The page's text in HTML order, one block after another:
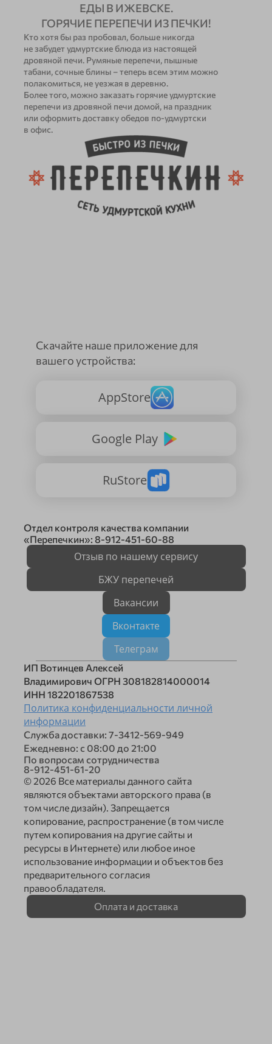
ЕДЫ В ИЖЕВСКЕ.
ГОРЯЧИЕ ПЕРЕПЕЧИ ИЗ ПЕЧКИ!
Кто хотя бы раз пробовал, больше никогда
не забудет удмуртские блюда из настоящей
дровяной печи. Румяные перепечи, пышные
табани, сочные блины ‒ теперь всем этим можно
полакомиться, не уезжая в деревню.
Более того, можно заказать горячие удмуртские
перепечи из дровяной печи домой, на праздник
или оформить доставку обедов по-удмуртски
в офис.
Скачайте наше приложение для
вашего устройства:
AppStore
Google Play
RuStore
Отдел контроля качества компании
«Перепечкин»: 8-912-451-60-88
Отзыв по нашему сервису
БЖУ перепечей
Вакансии
Вконтакте
Телеграм
ИП Вотинцев Алексей
Владимирович ОГРН 308182814000014
ИНН 182201867538
Политика конфиденциальности личной
информации
Служба доставки: 7-3412-569-949
Ежедневно: с 08:00 до 21:00
По вопросам сотрудничества
8-912-451-61-20
© 2026 Все материалы данного сайта
являются объектами авторского права (в
том числе дизайн). Запрещается
копирование, распространение (в том числе
путем копирования на другие сайты и
ресурсы в Интернете) или любое иное
использование информации и объектов без
предварительного согласия
правообладателя.
Оплата и доставка